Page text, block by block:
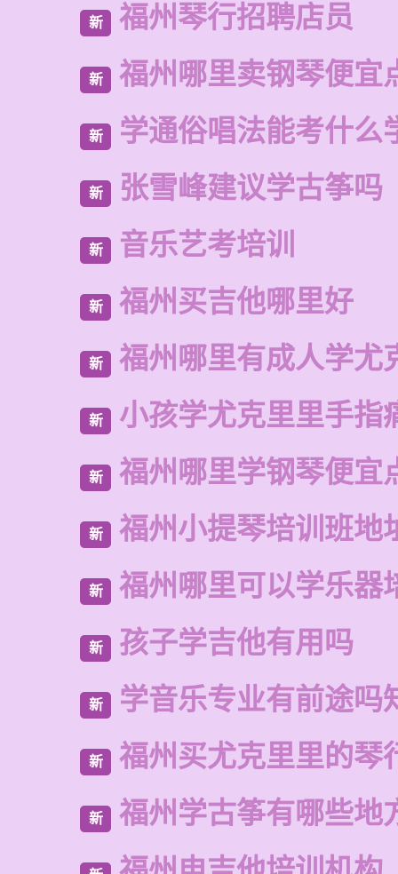
新 福州琴行招聘店员
新 福州哪里卖钢琴便宜
新 学通俗唱法能考什么
新 张雪峰建议学古筝吗
新 音乐艺考培训
新 福州买吉他哪里好
新 福州哪里有成人学尤
新 小孩学尤克里里手指
新 福州哪里学钢琴便宜
新 福州小提琴培训班地
新 福州哪里可以学乐器
新 孩子学吉他有用吗
新 学音乐专业有前途吗
新 福州买尤克里里的琴
新 福州学古筝有哪些地